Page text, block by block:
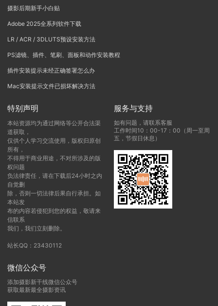
摄影后期新手小白贴
Adobe 2025全系列软件下载
LR / ACR / 3DLUTS预设安装方法
PS滤镜、插件、笔刷、面板和动作安装教程
插件安装提示未经正确签署怎么办
Mac安装提示文件已损坏解决方法
特别声明
本站资源均为通过网络等公开合法渠
道获取，
仅供个人学习交流使用，版权归原创
所有，
不得用于商业用途，不对所涉及的版
权问题
负法律责任，请在下载后24小时之内
自觉删
除，否则一切法律后果自行承担。如
本站发
布的内容若侵犯到您的权益，敬请来
信联系
我们，我们立刻删除。
站长QQ：23430112
服务与支持
如有问题，请联系客服
工作时间10：00-17：00（周一至周
五，节假日休息）
微信公众号
添加摄影新干线微信公众号
获取最新最全摄影资讯